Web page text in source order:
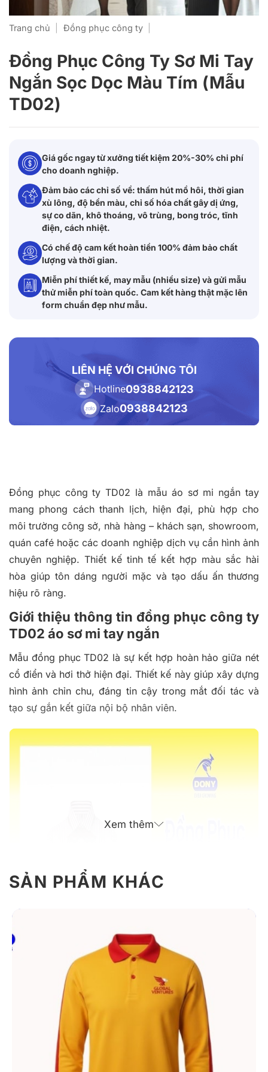
Trang chủ Đồng phục công ty
Đồng Phục Công Ty Sơ Mi Tay
Ngắn Sọc Dọc Màu Tím (Mẫu
TD02)
Giá gốc ngay từ xưởng tiết kiệm 20%-30% chi phí
cho doanh nghiệp.
Đảm bảo các chỉ số về: thấm hút mồ hôi, thời gian
xù lông, độ bền màu, chỉ số hóa chất gây dị ứng,
sự co dãn, khô thoáng, vô trùng, bong tróc, tĩnh
điện, cách nhiệt.
Có chế độ cam kết hoàn tiền 100% đảm bảo chất
lượng và thời gian.
Miễn phí thiết kế, may mẫu (nhiều size) và gửi mẫu
thử miễn phí toàn quốc. Cam kết hàng thật mặc lên
form chuẩn đẹp như mẫu.
LIÊN HỆ VỚI CHÚNG TÔI
Hotline0938842123
Zalo0938842123
Đồng phục công ty TD02 là mẫu áo sơ mi ngắn tay
mang phong cách thanh lịch, hiện đại, phù hợp cho
môi trường công sở, nhà hàng – khách sạn, showroom,
quán café hoặc các doanh nghiệp dịch vụ cần hình ảnh
chuyên nghiệp. Thiết kế tinh tế kết hợp màu sắc hài
hòa giúp tôn dáng người mặc và tạo dấu ấn thương
hiệu rõ ràng.
Giới thiệu thông tin đồng phục công ty
TD02 áo sơ mi tay ngắn
Mẫu đồng phục TD02 là sự kết hợp hoàn hảo giữa nét
cổ điển và hơi thở hiện đại. Thiết kế này giúp xây dựng
hình ảnh chỉn chu, đáng tin cậy trong mắt đối tác và
tạo sự gắn kết giữa nội bộ nhân viên.
Xem thêm
SẢN PHẨM KHÁC